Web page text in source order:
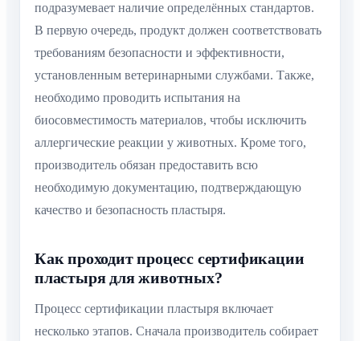
подразумевает наличие определённых стандартов.
В первую очередь, продукт должен соответствовать
требованиям безопасности и эффективности,
установленным ветеринарными службами. Также,
необходимо проводить испытания на
биосовместимость материалов, чтобы исключить
аллергические реакции у животных. Кроме того,
производитель обязан предоставить всю
необходимую документацию, подтверждающую
качество и безопасность пластыря.
Как проходит процесс сертификации
пластыря для животных?
Процесс сертификации пластыря включает
несколько этапов. Сначала производитель собирает